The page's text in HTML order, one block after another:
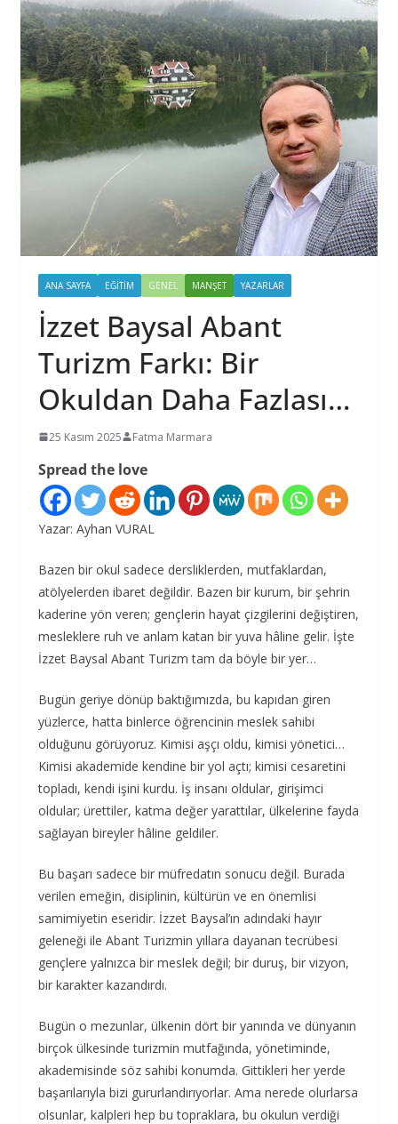
ANA SAYFA EĞİTİM GENEL MANŞET YAZARLAR
İzzet Baysal Abant
Turizm Farkı: Bir
Okuldan Daha Fazlası…
25 Kasım 2025 Fatma Marmara
Spread the love
Yazar: Ayhan VURAL
Bazen bir okul sadece dersliklerden, mutfaklardan,
atölyelerden ibaret değildir. Bazen bir kurum, bir şehrin
kaderine yön veren; gençlerin hayat çizgilerini değiştiren,
mesleklere ruh ve anlam katan bir yuva hâline gelir. İşte
İzzet Baysal Abant Turizm tam da böyle bir yer…
Bugün geriye dönüp baktığımızda, bu kapıdan giren
yüzlerce, hatta binlerce öğrencinin meslek sahibi
olduğunu görüyoruz. Kimisi aşçı oldu, kimisi yönetici…
Kimisi akademide kendine bir yol açtı; kimisi cesaretini
topladı, kendi işini kurdu. İş insanı oldular, girişimci
oldular; ürettiler, katma değer yarattılar, ülkelerine fayda
sağlayan bireyler hâline geldiler.
Bu başarı sadece bir müfredatın sonucu değil. Burada
verilen emeğin, disiplinin, kültürün ve en önemlisi
samimiyetin eseridir. İzzet Baysal’ın adındaki hayır
geleneği ile Abant Turizmin yıllara dayanan tecrübesi
gençlere yalnızca bir meslek değil; bir duruş, bir vizyon,
bir karakter kazandırdı.
Bugün o mezunlar, ülkenin dört bir yanında ve dünyanın
birçok ülkesinde turizmin mutfağında, yönetiminde,
akademisinde söz sahibi konumda. Gittikleri her yerde
başarılarıyla bizi gururlandırıyorlar. Ama nerede olurlarsa
olsunlar, kalpleri hep bu topraklara, bu okulun verdiği